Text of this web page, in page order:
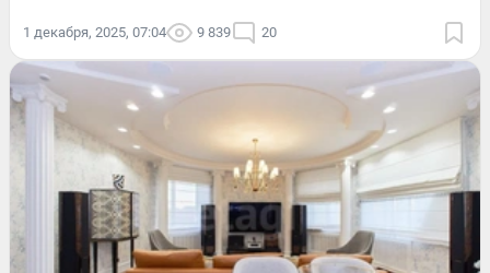
1 декабря, 2025, 07:04 9 839 20